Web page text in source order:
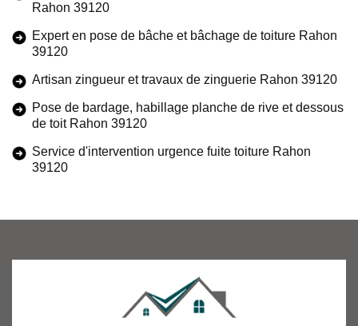
Rahon 39120
Expert en pose de bâche et bâchage de toiture Rahon
39120
Artisan zingueur et travaux de zinguerie Rahon 39120
Pose de bardage, habillage planche de rive et dessous
de toit Rahon 39120
Service d'intervention urgence fuite toiture Rahon
39120